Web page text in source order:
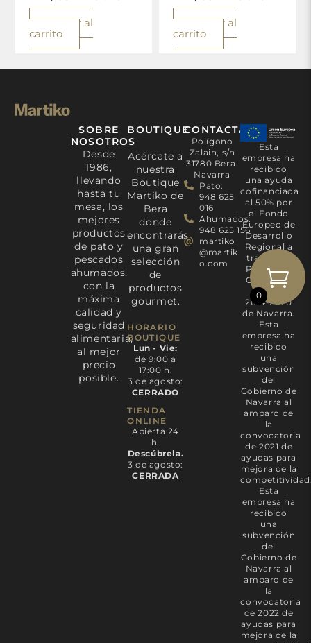
Añadir al
carrito
Añadir al
carrito
SOBRE
NOSOTROS
Desde
1986,
llevando
hasta tu
mesa, los
mejores
productos
de pato y
pescados
ahumados,
con la
máxima
calidad y
seguridad
alimentaria,
al mejor
precio
posible.
BOUTIQUE
Acércate a
nuestra
Boutique
Martiko de
Bera
donde
encontrarás
una gran
selección
de
productos
gourmet.
HORARIO
BOUTIQUE
Lun - Vie:
de 9:00 a
17:00 h.
3 de agosto:
CERRADO
TIENDA
ONLINE
Abierta 24
h.
Descúbrela.
3 de agosto:
CERRADA
CONTACTA
Polígono
Zalain, s/n
31780 Bera.
Navarra
Pato:
948 625
016
Ahumados:
948 625 156
martiko
@martik
o.com
Esta
empresa ha
recibido
una ayuda
cofinanciada
al 50% por
el Fondo
Europeo de
Desarrollo
Regional a
través del
Programa
Operativo
FEDER
2014-2020
de Navarra.
Esta
empresa ha
recibido
una
subvención
del
Gobierno de
Navarra al
amparo de
la
convocatoria
de 2021 de
ayudas para
mejora de la
Esta
empresa ha
recibido
una
subvención
del
Gobierno de
Navarra al
amparo de
la
convocatoria
de 2022 de
ayudas para
mejora de la
0